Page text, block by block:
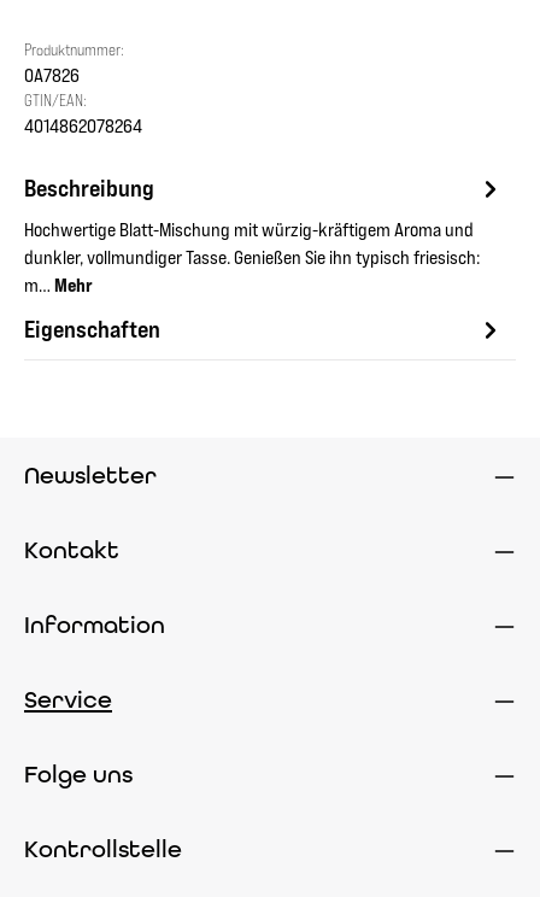
Produktnummer:
OA7826
GTIN/EAN:
4014862078264
Beschreibung
Hochwertige Blatt-Mischung mit würzig-kräftigem Aroma und
dunkler, vollmundiger Tasse. Genießen Sie ihn typisch friesisch:
m… Mehr
Eigenschaften
Newsletter
Kontakt
Information
Service
Folge uns
Kontrollstelle